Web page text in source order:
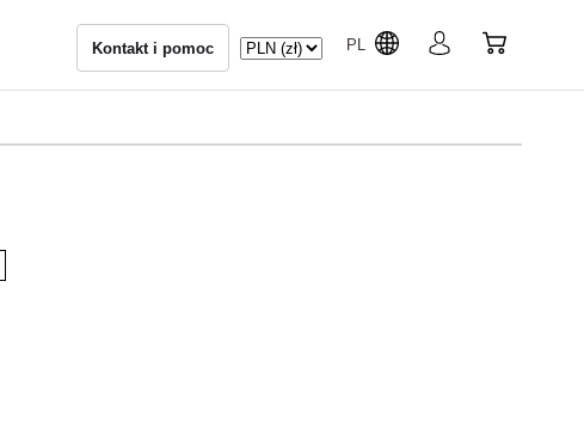
Kontakt i pomoc PL